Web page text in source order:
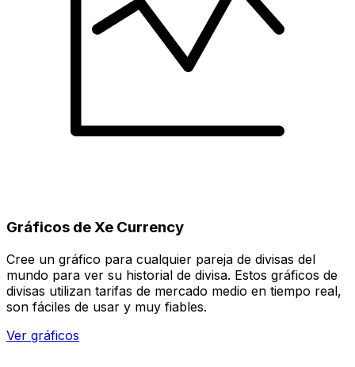
Gráficos de Xe Currency
Cree un gráfico para cualquier pareja de divisas del
mundo para ver su historial de divisa. Estos gráficos de
divisas utilizan tarifas de mercado medio en tiempo real,
son fáciles de usar y muy fiables.
Ver gráficos